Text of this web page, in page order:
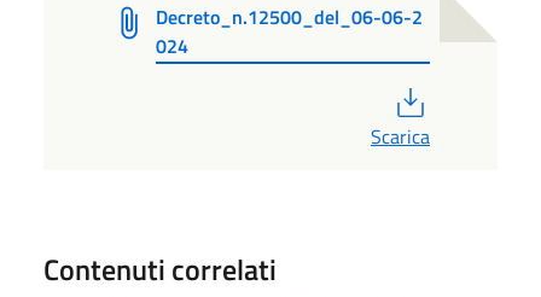
Decreto_n.12500_del_06-06-2
024
Scarica
Contenuti correlati